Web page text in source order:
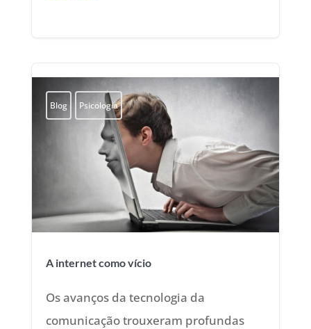
Blog Psicologia
A internet como vício
Os avanços da tecnologia da
comunicação trouxeram profundas